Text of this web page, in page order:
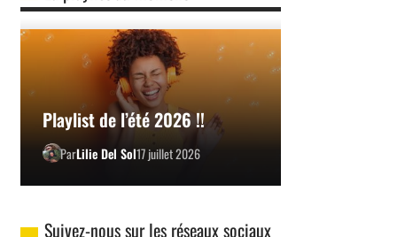
Playlist de l’été 2026 !!
ParLilie Del Sol17 juillet 2026
Suivez-nous sur les réseaux sociaux